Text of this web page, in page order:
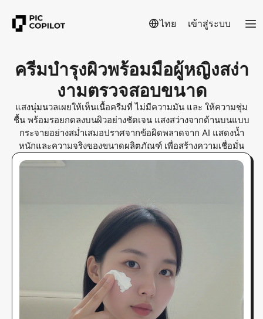
ไทย เข้าสู่ระบบ
ครีมบำรุงผิวพร้อมมือผู้หญิงสง่า
งามตรวจสอบขนาด
แสงนุ่มนวลเผยให้เห็นเนื้อครีมที่ ไม่มีความมัน และ ให้ความชุ่ม
ชื้น พร้อมรอยกดลงบนผิวอย่างชัดเจน แสงสว่างจากด้านบนแบบ
กระจายอย่างสม่ำเสมอปราศจากข้อผิดพลาดจาก AI แสดงน้ำ
หนักและความจริงของขนาดผลิตภัณฑ์ เพื่อสร้างความเชื่อมั่น